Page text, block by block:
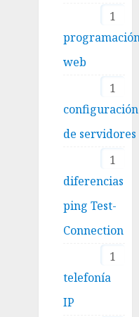
1
web
1
configuración
de servidores
1
diferencias
ping Test-
Connection
1
telefonía
IP